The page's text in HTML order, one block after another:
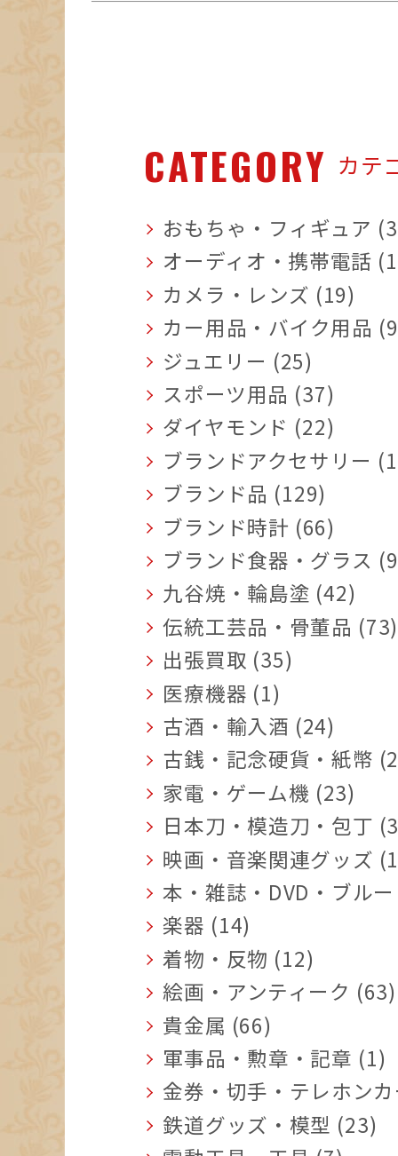
CATEGORY カテ
おもちゃ・フィギュア
オーディオ・携帯電話
カメラ・レンズ (19)
カー用品・バイク用品
ジュエリー (25)
スポーツ用品 (37)
ダイヤモンド (22)
ブランドアクセサリー
ブランド品 (129)
ブランド時計 (66)
ブランド食器・グラス
九谷焼・輪島塗 (42)
伝統工芸品・骨董品 (73)
出張買取 (35)
医療機器 (1)
古酒・輸入酒 (24)
古銭・記念硬貨・紙幣
家電・ゲーム機 (23)
日本刀・模造刀・包丁
映画・音楽関連グッズ
本・雑誌・DVD・ブル
楽器 (14)
着物・反物 (12)
絵画・アンティーク (63)
貴金属 (66)
軍事品・勲章・記章 (1)
金券・切手・テレホン
鉄道グッズ・模型 (23)